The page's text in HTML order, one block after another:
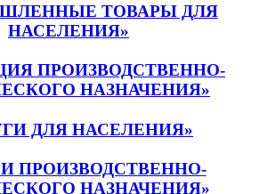
ТОВАРЫ ДЛЯ
НАСЕЛЕНИЯ»
ПРОИЗВОДСТВЕННО-
НАЗНАЧЕНИЯ»
ДЛЯ НАСЕЛЕНИЯ»
ПРОИЗВОДСТВЕННО-
НАЗНАЧЕНИЯ»